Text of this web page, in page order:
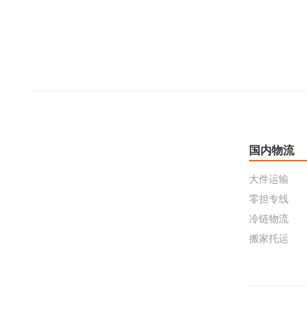
国内物流
大件运输
零担专线
冷链物流
搬家托运